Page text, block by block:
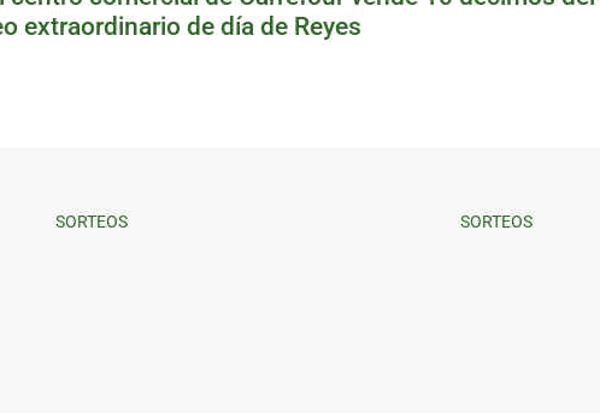
extraordinario de día de Reyes
SORTEOS SORTEOS